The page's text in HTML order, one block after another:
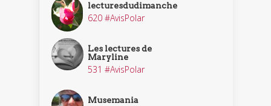
lecturesdudimanche
620 #AvisPolar
Les lectures de
Maryline
531 #AvisPolar
Musemania